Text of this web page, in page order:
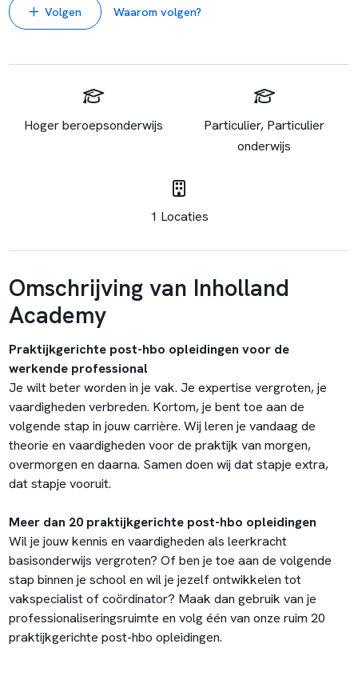
Volgen Waarom volgen?
Hoger beroepsonderwijs
Particulier, Particulier
onderwijs
1 Locaties
Omschrijving van Inholland
Academy
Praktijkgerichte post-hbo opleidingen voor de
werkende professional
Je wilt beter worden in je vak. Je expertise vergroten, je
vaardigheden verbreden. Kortom, je bent toe aan de
volgende stap in jouw carrière. Wij leren je vandaag de
theorie en vaardigheden voor de praktijk van morgen,
overmorgen en daarna. Samen doen wij dat stapje extra,
dat stapje vooruit.
Meer dan 20 praktijkgerichte post-hbo opleidingen
Wil je jouw kennis en vaardigheden als leerkracht
basisonderwijs vergroten? Of ben je toe aan de volgende
stap binnen je school en wil je jezelf ontwikkelen tot
vakspecialist of coördinator? Maak dan gebruik van je
professionaliseringsruimte en volg één van onze ruim 20
praktijkgerichte post-hbo opleidingen.